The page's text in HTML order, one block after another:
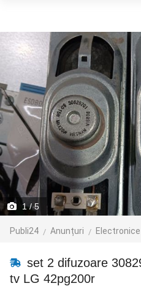
1/ 5
Publi24 Anunțuri Electronice
set 2 difuzoare
tv LG 42pg200r